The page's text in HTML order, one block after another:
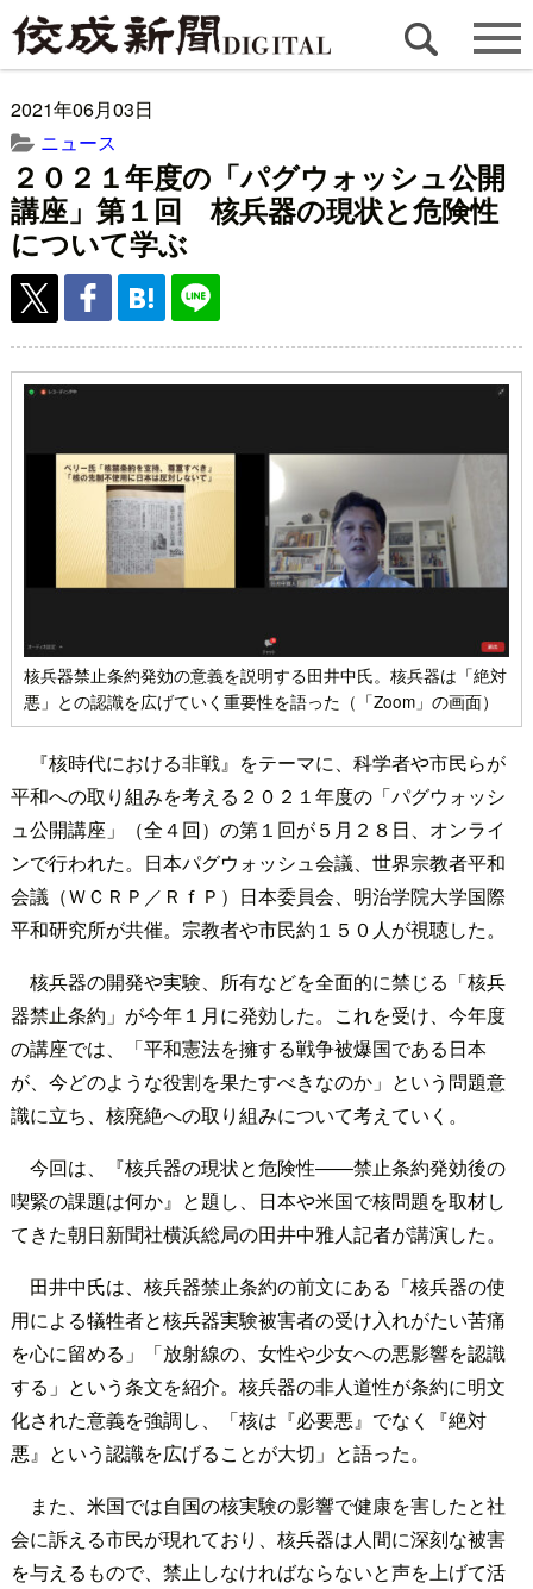
2021年06月03日
ニュース
２０２１年度の「パグウォッシュ公開
講座」第１回 核兵器の現状と危険性
について学ぶ
核兵器禁止条約発効の意義を説明する田井中氏。核兵器は「絶対
悪」との認識を広げていく重要性を語った（「Zoom」の画面）
『核時代における非戦』をテーマに、科学者や市民らが
平和への取り組みを考える２０２１年度の「パグウォッシ
ュ公開講座」（全４回）の第１回が５月２８日、オンライ
ンで行われた。日本パグウォッシュ会議、世界宗教者平和
会議（ＷＣＲＰ／ＲｆＰ）日本委員会、明治学院大学国際
平和研究所が共催。宗教者や市民約１５０人が視聴した。
核兵器の開発や実験、所有などを全面的に禁じる「核兵
器禁止条約」が今年１月に発効した。これを受け、今年度
の講座では、「平和憲法を擁する戦争被爆国である日本
が、今どのような役割を果たすべきなのか」という問題意
識に立ち、核廃絶への取り組みについて考えていく。
今回は、『核兵器の現状と危険性――禁止条約発効後の
喫緊の課題は何か』と題し、日本や米国で核問題を取材し
てきた朝日新聞社横浜総局の田井中雅人記者が講演した。
田井中氏は、核兵器禁止条約の前文にある「核兵器の使
用による犠牲者と核兵器実験被害者の受け入れがたい苦痛
を心に留める」「放射線の、女性や少女への悪影響を認識
する」という条文を紹介。核兵器の非人道性が条約に明文
化された意義を強調し、「核は『必要悪』でなく『絶対
悪』という認識を広げることが大切」と語った。
また、米国では自国の核実験の影響で健康を害したと社
会に訴える市民が現れており、核兵器は人間に深刻な被害
を与えるもので、禁止しなければならないと声を上げて活